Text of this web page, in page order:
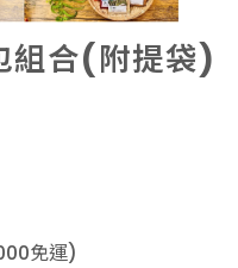
組合(附提袋)
免運)